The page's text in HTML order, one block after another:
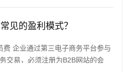
见的盈利模式？
费 企业通过第三电子商务平台参与
交易，必须注册为B2B网站的会